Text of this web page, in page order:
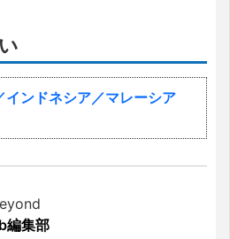
インドネシア／マレーシア
編集部